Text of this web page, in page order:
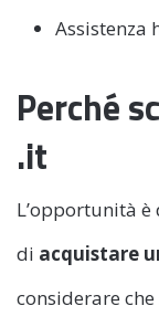
Assistenza
Perché
.it
L’opportunità
di acquistare
considerare